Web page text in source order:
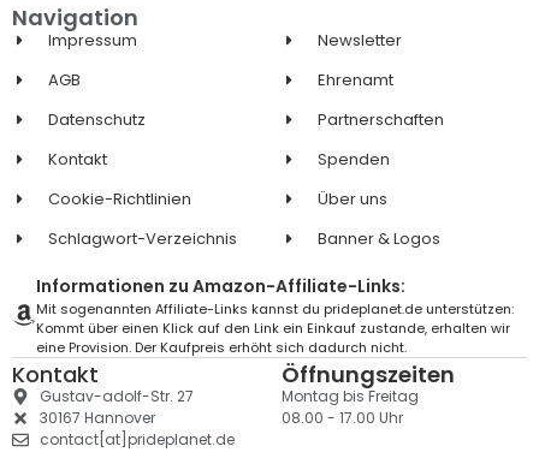
Navigation
Impressum
AGB
Datenschutz
Kontakt
Cookie-Richtlinien
Schlagwort-Verzeichnis
Newsletter
Ehrenamt
Partnerschaften
Spenden
Über uns
Banner & Logos
Informationen zu Amazon-Affiliate-Links:
Mit sogenannten Affiliate-Links kannst du prideplanet.de unterstützen:
Kommt über einen Klick auf den Link ein Einkauf zustande, erhalten wir
eine Provision. Der Kaufpreis erhöht sich dadurch nicht.
Kontakt
Gustav-adolf-Str. 27
30167 Hannover
contact[at]prideplanet.de
Öffnungszeiten
Montag bis Freitag
08.00 - 17.00 Uhr